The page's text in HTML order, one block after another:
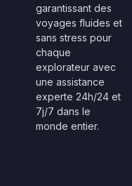
garantissant des
voyages fluides et
sans stress pour
chaque
explorateur avec
une assistance
experte 24h/24 et
7j/7 dans le
monde entier.